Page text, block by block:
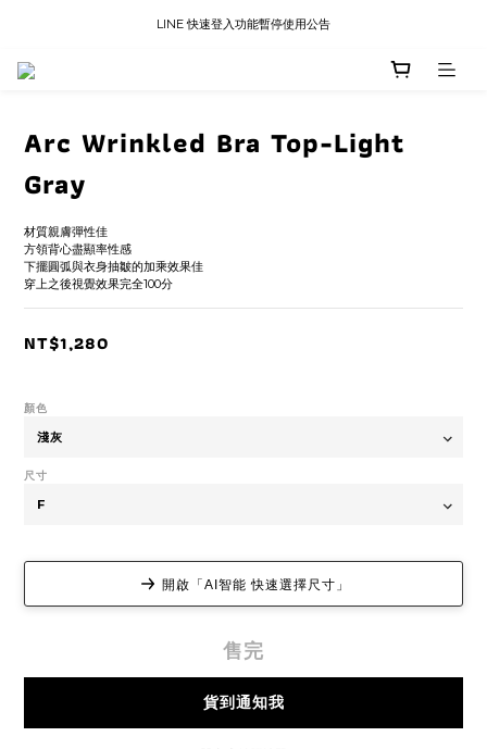
LINE 快速登入功能暫停使用公告
LINE 快速登入功能暫停使用公告
Arc Wrinkled Bra Top-Light
Gray
材質親膚彈性佳
方領背心盡顯率性感
下擺圓弧與衣身抽皺的加乘效果佳
穿上之後視覺效果完全100分
NT$1,280
顏色
尺寸
開啟「AI智能 快速選擇尺寸」
售完
貨到通知我